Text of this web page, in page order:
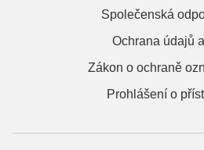
Společenská
Ochrana údajů
Zákon o ochraně
Prohlášení o